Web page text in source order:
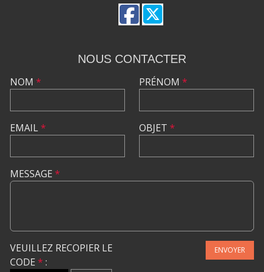
NOUS CONTACTER
NOM *
EMAIL*
PRÉNOM *
OBJET *
MESSAGE *
VEUILLEZ RECOPIER LE
CODE * :
ENVOYER